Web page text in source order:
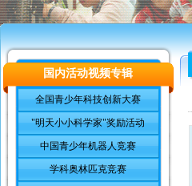
国内活动视频专辑
全国青少年科技创新大赛
"明天小小科学家"奖励活动
中国青少年机器人竞赛
学科奥林匹克竞赛